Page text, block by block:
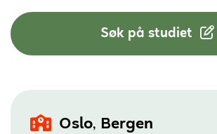
Søk på studiet
Oslo, Bergen